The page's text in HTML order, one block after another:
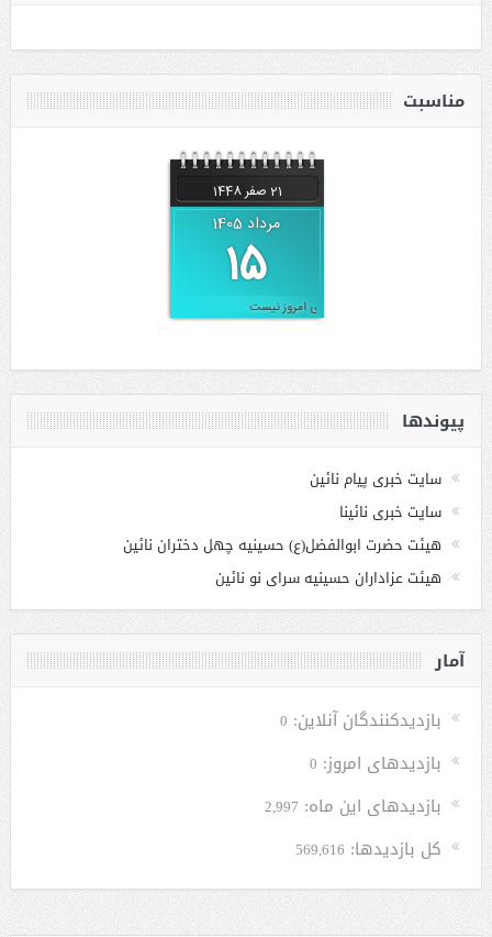
مناسبت
August 6, 2026
21 صفر 1448
مرداد 1405
15
مناسبتی برای امروز نیست
پیوندها
سایت خبری پیام نائین
سایت خبری نائینا
هیئت حضرت ابوالفضل(ع) حسینیه چهل دختران نائین
هیئت عزاداران حسینیه سرای نو نائین
آمار
بازدیدکنندگان آنلاین: 0
بازدیدهای امروز: 0
بازدیدهای این ماه: 2,997
کل بازدیدها: 569,616